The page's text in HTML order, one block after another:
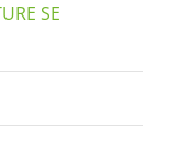
SE